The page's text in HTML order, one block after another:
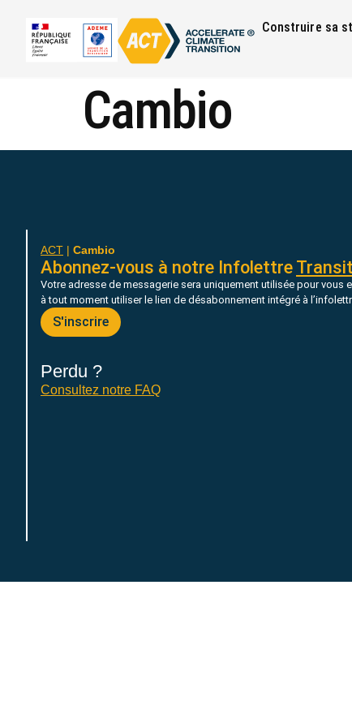
Construire sa
Cambio
ACT Cambio
Abonnez-vous à notre Infolettre
Votre adresse de messagerie sera uniquement utilisée pour vous
à tout moment utiliser le lien de désabonnement intégré à
S'inscrire
Perdu ?
Consultez notre FAQ